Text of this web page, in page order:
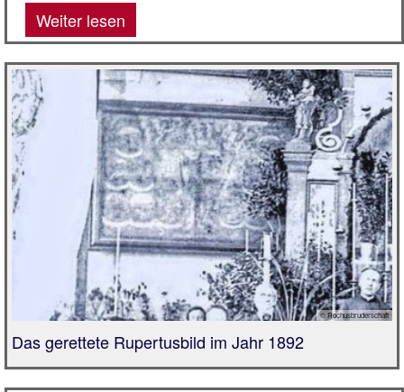
Weiter lesen
© Rochusbruderschaft
Das gerettete Rupertusbild im Jahr 1892